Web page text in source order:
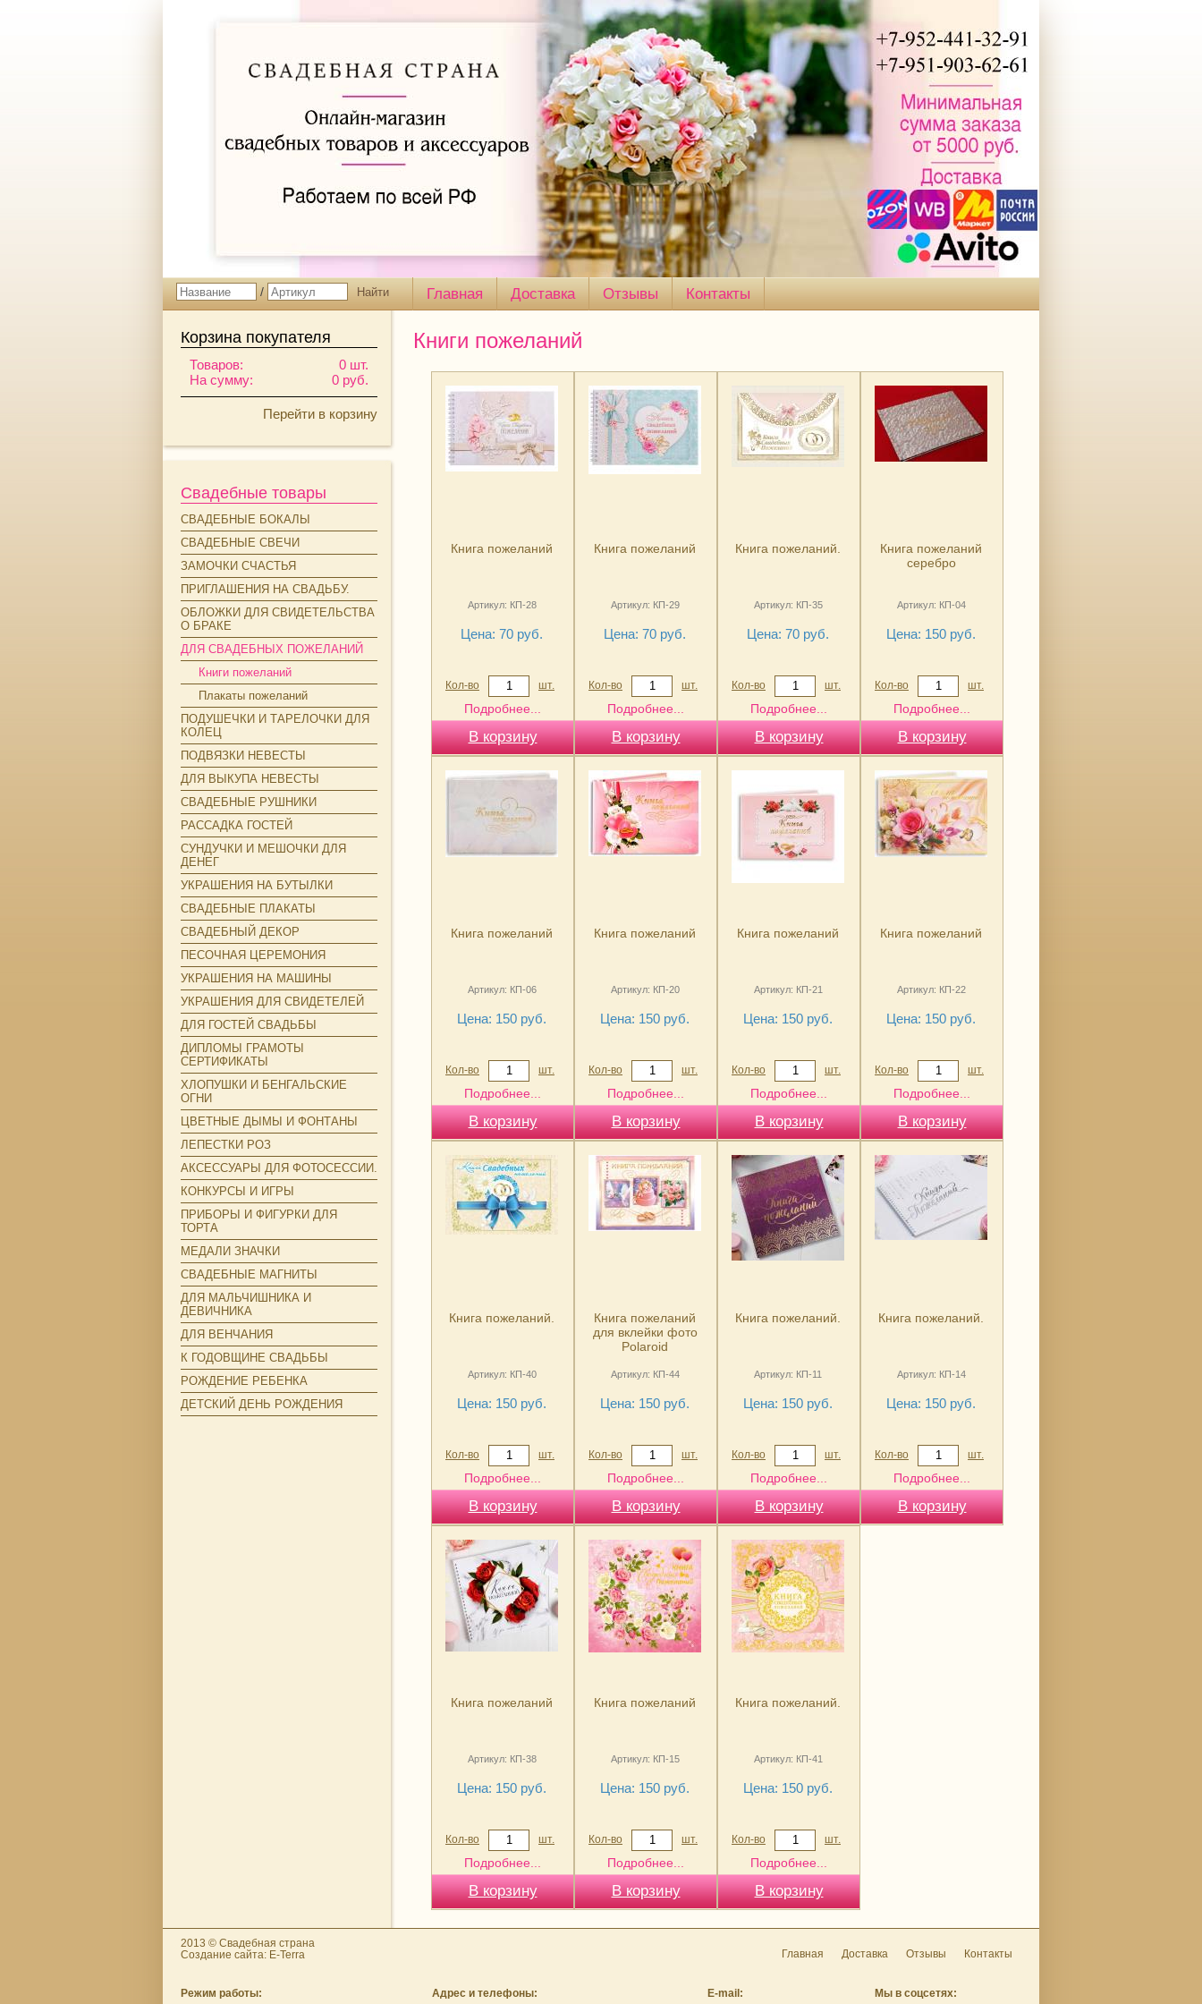
/ Главная Доставка Отзывы Контакты
Корзина покупателя
Товаров:
На сумму:
0 шт.
0 руб.
Перейти в корзину
Свадебные товары
СВАДЕБНЫЕ БОКАЛЫ
СВАДЕБНЫЕ СВЕЧИ
ЗАМОЧКИ СЧАСТЬЯ
ПРИГЛАШЕНИЯ НА СВАДЬБУ.
ОБЛОЖКИ ДЛЯ СВИДЕТЕЛЬСТВА
О БРАКЕ
ДЛЯ СВАДЕБНЫХ ПОЖЕЛАНИЙ
Книги пожеланий
Плакаты пожеланий
ПОДУШЕЧКИ И ТАРЕЛОЧКИ ДЛЯ
КОЛЕЦ
ПОДВЯЗКИ НЕВЕСТЫ
ДЛЯ ВЫКУПА НЕВЕСТЫ
СВАДЕБНЫЕ РУШНИКИ
РАССАДКА ГОСТЕЙ
СУНДУЧКИ И МЕШОЧКИ ДЛЯ
ДЕНЕГ
УКРАШЕНИЯ НА БУТЫЛКИ
СВАДЕБНЫЕ ПЛАКАТЫ
СВАДЕБНЫЙ ДЕКОР
ПЕСОЧНАЯ ЦЕРЕМОНИЯ
УКРАШЕНИЯ НА МАШИНЫ
УКРАШЕНИЯ ДЛЯ СВИДЕТЕЛЕЙ
ДЛЯ ГОСТЕЙ СВАДЬБЫ
ДИПЛОМЫ ГРАМОТЫ
СЕРТИФИКАТЫ
ХЛОПУШКИ И БЕНГАЛЬСКИЕ
ОГНИ
ЦВЕТНЫЕ ДЫМЫ И ФОНТАНЫ
ЛЕПЕСТКИ РОЗ
АКСЕССУАРЫ ДЛЯ ФОТОСЕССИИ.
КОНКУРСЫ И ИГРЫ
ПРИБОРЫ И ФИГУРКИ ДЛЯ
ТОРТА
МЕДАЛИ ЗНАЧКИ
СВАДЕБНЫЕ МАГНИТЫ
ДЛЯ МАЛЬЧИШНИКА И
ДЕВИЧНИКА
ДЛЯ ВЕНЧАНИЯ
К ГОДОВЩИНЕ СВАДЬБЫ
РОЖДЕНИЕ РЕБЕНКА
ДЕТСКИЙ ДЕНЬ РОЖДЕНИЯ
Книги пожеланий
Книга пожеланий
Артикул: КП-28
Цена: 70 руб.
Кол-во шт.
Подробнее...
Книга пожеланий
Артикул: КП-29
Цена: 70 руб.
Кол-во шт.
Подробнее...
Книга пожеланий.
Артикул: КП-35
Цена: 70 руб.
Кол-во шт.
Подробнее...
Книга пожеланий
серебро
Артикул: КП-04
Цена: 150 руб.
Кол-во шт.
Подробнее...
Книга пожеланий
Артикул: КП-06
Цена: 150 руб.
Кол-во шт.
Подробнее...
Книга пожеланий
Артикул: КП-20
Цена: 150 руб.
Кол-во шт.
Подробнее...
Книга пожеланий
Артикул: КП-21
Цена: 150 руб.
Кол-во шт.
Подробнее...
Книга пожеланий
Артикул: КП-22
Цена: 150 руб.
Кол-во шт.
Подробнее...
Книга пожеланий.
Артикул: КП-40
Цена: 150 руб.
Кол-во шт.
Подробнее...
Книга пожеланий
для вклейки фото
Polaroid
Артикул: КП-44
Цена: 150 руб.
Кол-во шт.
Подробнее...
Книга пожеланий.
Артикул: КП-11
Цена: 150 руб.
Кол-во шт.
Подробнее...
Книга пожеланий.
Артикул: КП-14
Цена: 150 руб.
Кол-во шт.
Подробнее...
Книга пожеланий
Артикул: КП-38
Цена: 150 руб.
Кол-во шт.
Подробнее...
Книга пожеланий
Артикул: КП-15
Цена: 150 руб.
Кол-во шт.
Подробнее...
Книга пожеланий.
Артикул: КП-41
Цена: 150 руб.
Кол-во шт.
Подробнее...
2013 © Свадебная страна
Создание сайта: E-Terra
Главная Доставка Отзывы Контакты
Режим работы: Адрес и телефоны: E-mail: Мы в соцсетях: